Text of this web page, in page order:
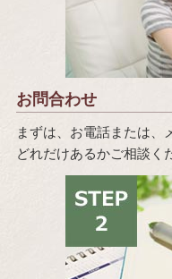
お問合わせ
まずは、お電話または、
どれだけあるかご相談く